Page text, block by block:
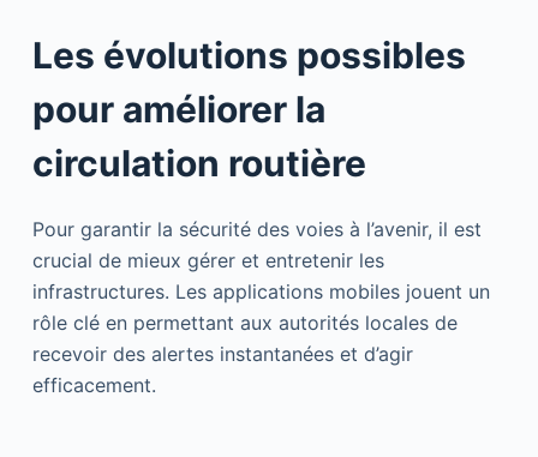
Les évolutions possibles
pour améliorer la
circulation routière
Pour garantir la sécurité des voies à l’avenir, il est
crucial de mieux gérer et entretenir les
infrastructures. Les applications mobiles jouent un
rôle clé en permettant aux autorités locales de
recevoir des alertes instantanées et d’agir
efficacement.